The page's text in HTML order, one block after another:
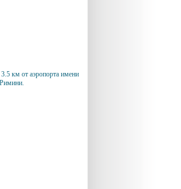
км от аэропорта имени